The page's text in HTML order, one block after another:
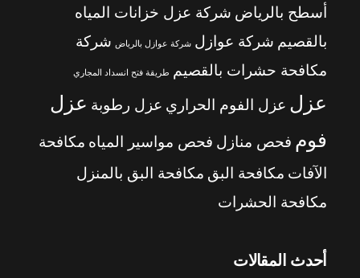
أسطح بالرياض شركة عزل خزانات المياه
بالقصيم شركة عوازل شركة عوازل بالرياض شركة
مكافحة حشرات بالقصيم
طريقة فتح انسداد المجاري
عزل عزل الفوم الحراري عزل رطوبة عزل
فوم فحص منازل فحص مواسير المياه مكافحة
الآفات مكافحة البق مكافحة البق بالمنزل
مكافحة الحشرات
أحدث المقالات